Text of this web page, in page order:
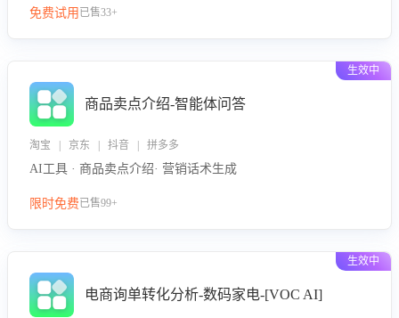
免费试用 已售33+
生效中
商品卖点介绍-智能体问答
淘宝 | 京东 | 抖音 | 拼多多
AI工具 · 商品卖点介绍· 营销话术生成
限时免费已售99+
生效中
电商询单转化分析-数码家电-[VOC AI]